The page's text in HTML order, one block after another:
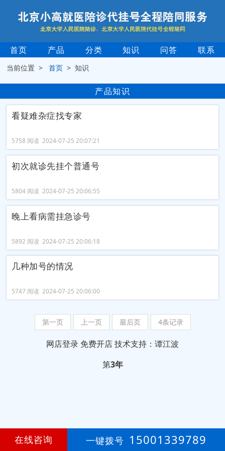
首页 产品 分类 知识 问答 联系
当前位置 >首页 > 知识
产品知识
看疑难杂症找专家
5758 阅读 2024-07-25 20:07:21
初次就诊先挂个普通号
5804 阅读 2024-07-25 20:06:55
晚上看病需挂急诊号
5892 阅读 2024-07-25 20:06:18
几种加号的情况
5747 阅读 2024-07-25 20:06:00
第一页 上一页 最后页 4条记录
网店登录 免费开店技术支持：谭江波
第3年
在线咨询 一键拨号 15001339789